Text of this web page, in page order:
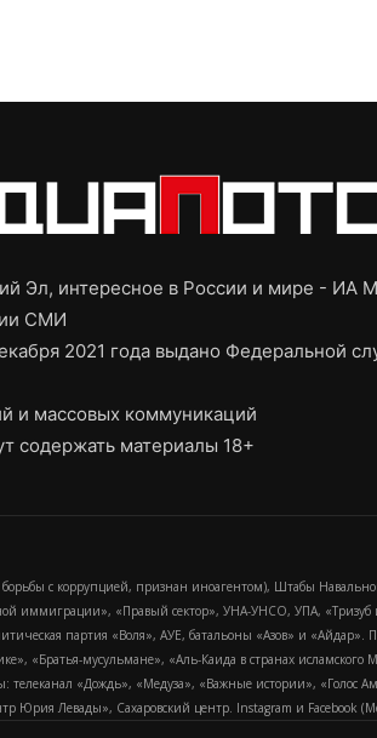
Эл, интересное в России и мире - ИА
СМИ
2021 года выдано Федеральной
и массовых коммуникаций
содержать материалы 18+
с коррупцией, признан иноагентом), Штабы
иммиграции», «Правый сектор», УНА-УНСО, УПА,
партия «Воля», АУЕ, батальоны «Азов» и
«Братья-мусульмане», «Аль-Каида в странах
«Дождь», «Медуза», «Важные истории», «Голос
Левады», Сахаровский центр. Instagram и Facebook